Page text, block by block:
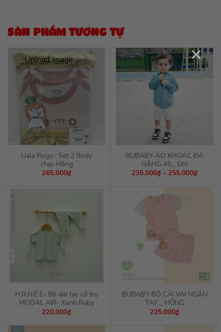
Upload Image... ×
SẢN PHẨM TƯƠNG TỰ
Uala Rogo- Set 2 Body
chip-Hồng
265,000₫
BUBABY-ÁO KHOÁC ĐA
NĂNG 4S_ Ghi
235,000₫ – 255,000₫Khoảng
H.R.N.E.E- Bộ dài tay cổ trụ
MODAL AIR- Xanh Ruby
220,000₫
BUBABY-BỘ CÀI VAI NGẮN
TAY _ HỒNG
225,000₫